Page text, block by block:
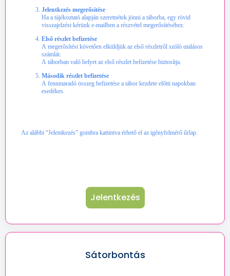
Jelentkezés megerősítése
Ha a tájékoztató alapján szeretnétek jönni a táborba, egy rövid
visszajelzést kérünk e-mailben a részvétel megerősítéséhez.
Első részlet befizetése
A megerősítést követően elküldjük az első részletről szóló utalásos
számlát.
A táborban való helyet az első részlet befizetése biztosítja.
Második részlet befizetése
A fennmaradó összeg befizetése a tábor kezdete előtti napokban
esedékes.
Az alábbi “Jelentkezés” gombra kattintva érhető el az igényfelmérő űrlap.
Jelentkezés
Sátorbontás